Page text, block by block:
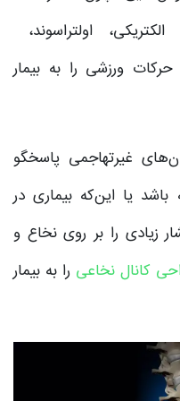
اولتراسوند،
حرکات ورزشی را به بیمار
غیرتهاجمی پاسخگو
یا این‌که بیماری در
زیادی را بر روی نخاع و
کانال نخاعی را به بیمار